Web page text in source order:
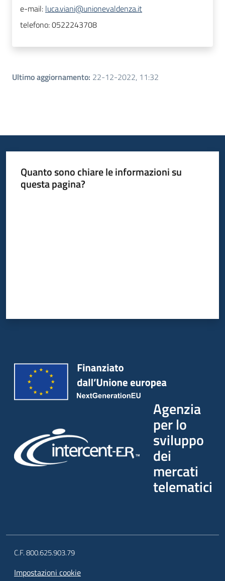
e-mail: luca.viani@unionevaldenza.it
telefono:0522243708
Ultimo aggiornamento: 22-12-2022, 11:32
Quanto sono chiare le informazioni su
questa pagina?
Agenzia
per lo
sviluppo
dei
mercati
telematici
C.F. 800.625.903.79
Impostazioni cookie